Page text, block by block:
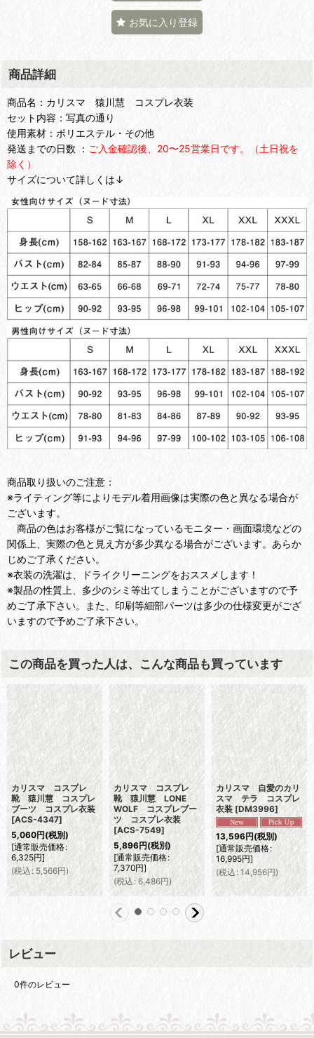
お気に入り登録
商品詳細
商品名：カリスマ 猿川慧 コスプレ衣装
セット内容：写真の通り
使用素材：ポリエステル・その他
発送までの日数 ： ご入金確認後、20〜25営業日です。（土日祝を
除く）
サイズについて詳しくは↓
商品取り扱いのご注意：
※ライティング等によりモデル着用画像は実際の色と異なる場合が
ございます。
商品の色はお客様がご覧になっているモニター・画面環境などの
関係上、実際の色と見え方が多少異なる場合がございます。あらか
じめご了承ください。
※衣装の洗濯は、ドライクリーニングをおススメします！
※製品の性質上、多少のシミ等出てしまうことがございますので予
めご了承下さい。また、印刷等細部パーツは多少の仕様変更がござ
いますので予めご了承下さい。
この商品を買った人は、こんな商品も買っています
カリスマ コスプレ
靴 猿川慧 コスプレ
ブーツ コスプレ衣装
[ACS-4347]
5,060円(税別)
[通常販売価格:
6,325円]
(税込: 5,566円)
カリスマ コスプレ
靴 猿川慧 LONE
WOLF コスプレブー
ツ コスプレ衣装
[ACS-7549]
5,896円(税別)
[通常販売価格:
7,370円]
(税込 : 6,486円)
カリスマ 自愛のカリ
スマ テラ コスプレ
衣装 [DM3996]
13,596円(税別)
[通常販売価格:
16,995円]
(税込: 14,956円)
レビュー
0件のレビュー